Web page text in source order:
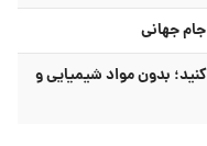
۵ دقیقه‌ای تمیز کنید؛ بدون مواد شیمیایی و